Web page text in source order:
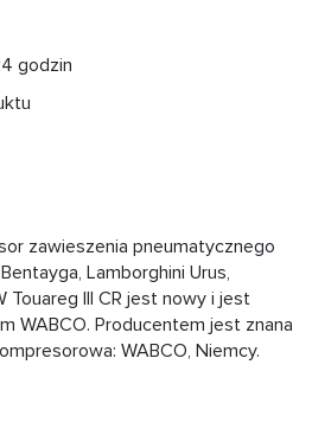
godzin
zawieszenia pneumatycznego
Lamborghini Urus,
Touareg III CR jest nowy i jest
WABCO. Producentem jest znana
WABCO, Niemcy.